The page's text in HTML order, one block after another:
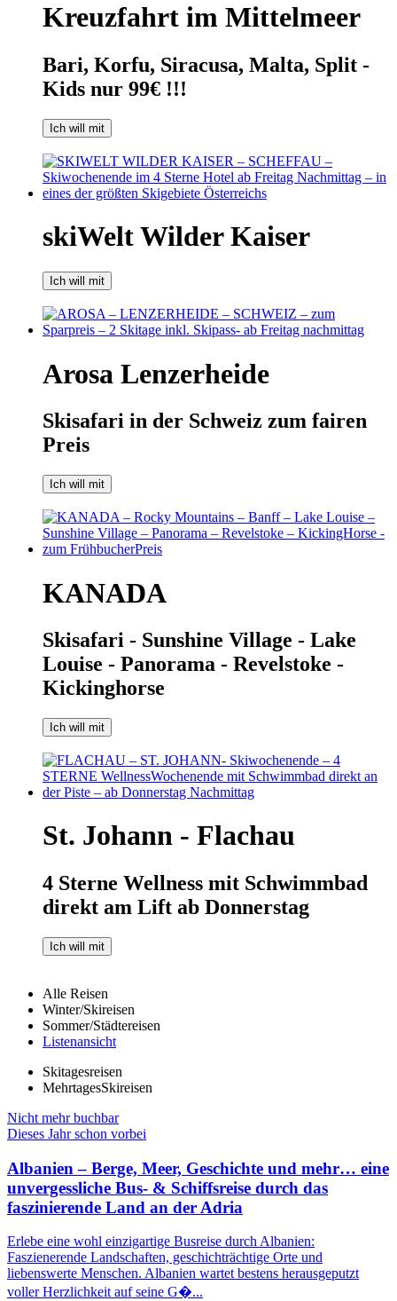
Kreuzfahrt im Mittelmeer
Bari, Korfu, Siracusa, Malta, Split -
Kids nur 99€ !!!
Ich will mit
skiWelt Wilder Kaiser
Ich will mit
Arosa Lenzerheide
Skisafari in der Schweiz zum fairen
Preis
Ich will mit
KANADA
Skisafari - Sunshine Village - Lake
Louise - Panorama - Revelstoke -
Kickinghorse
Ich will mit
St. Johann - Flachau
4 Sterne Wellness mit Schwimmbad
direkt am Lift ab Donnerstag
Ich will mit
Alle Reisen
Winter/Skireisen
Sommer/Städtereisen
Listenansicht
Skitagesreisen
MehrtagesSkireisen
Nicht mehr buchbar
Dieses Jahr schon vorbei
Albanien – Berge, Meer, Geschichte und mehr… eine
unvergessliche Bus- & Schiffsreise durch das
faszinierende Land an der Adria
Erlebe eine wohl einzigartige Busreise durch Albanien:
Faszienerende Landschaften, geschichträchtige Orte und
liebenswerte Menschen. Albanien wartet bestens herausgeputzt
voller Herzlichkeit auf seine G�...